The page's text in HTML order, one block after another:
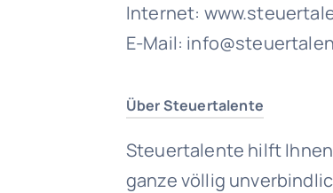
Internet:
E-Mail:
Über Steuertalente
Steuertalente hilft
ganze völlig